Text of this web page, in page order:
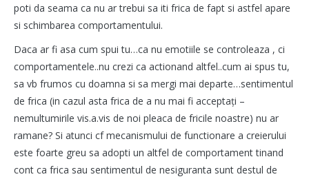
poti da seama ca nu ar trebui sa iti frica de fapt si astfel apare
si schimbarea comportamentului.
Daca ar fi asa cum spui tu…ca nu emotiile se controleaza , ci
comportamentele..nu crezi ca actionand altfel..cum ai spus tu,
sa vb frumos cu doamna si sa mergi mai departe…sentimentul
de frica (in cazul asta frica de a nu mai fi acceptați –
nemultumirile vis.a.vis de noi pleaca de fricile noastre) nu ar
ramane? Si atunci cf mecanismului de functionare a creierului
este foarte greu sa adopti un altfel de comportament tinand
cont ca frica sau sentimentul de nesiguranta sunt destul de